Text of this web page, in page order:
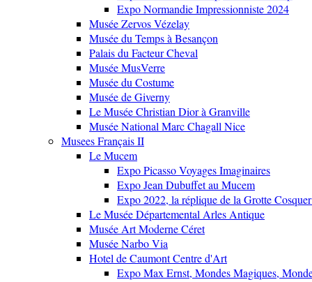
Expo Normandie Impressionniste 2024
Musée Zervos Vézelay
Musée du Temps à Besançon
Palais du Facteur Cheval
Musée MusVerre
Musée du Costume
Musée de Giverny
Le Musée Christian Dior à Granville
Musée National Marc Chagall Nice
Musees Français II
Le Mucem
Expo Picasso Voyages Imaginaires
Expo Jean Dubuffet au Mucem
Expo 2022, la réplique de la Grotte
Le Musée Départemental Arles Antique
Musée Art Moderne Céret
Musée Narbo Via
Hotel de Caumont Centre d'Art
Expo Max Ernst, Mondes Magiques,